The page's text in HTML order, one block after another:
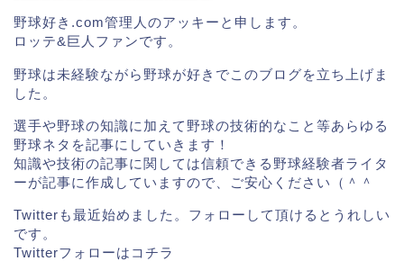
野球好き.com管理人のアッキーと申します。
ロッテ&巨人ファンです。
野球は未経験ながら野球が好きでこのブログを立ち上げま
した。
選手や野球の知識に加えて野球の技術的なこと等あらゆる
野球ネタを記事にしていきます！
知識や技術の記事に関しては信頼できる野球経験者ライタ
ーが記事に作成していますので、ご安心ください（＾＾
Twitterも最近始めました。フォローして頂けるとうれしい
です。
Twitterフォローは コチラ